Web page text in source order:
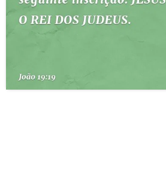
TEMAS
TERMO BÍBLICO